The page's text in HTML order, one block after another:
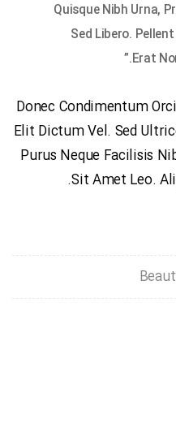
Quisque Nibh Urna,
Sed Libero.
Erat
Donec Condimentum
Elit Dictum Vel. Sed
Purus Neque Facilisis
Sit Amet Leo.